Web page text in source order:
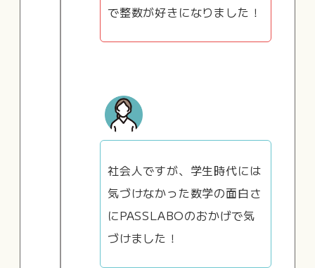
で整数が好きになりました！
社会人ですが、学生時代には
気づけなかった数学の面白さ
にPASSLABOのおかげで気
づけました！